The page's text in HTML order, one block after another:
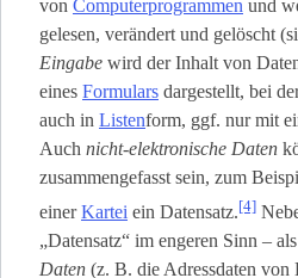
von Computerprogrammen und
gelesen, verändert und gelöscht
Eingabe wird der Inhalt von
eines Formulars dargestellt, bei
auch in Listen­form, ggf. nur mit
Auch nicht-elektronische Daten
zusammengefasst sein, zum
einerKartei ein Datensatz.[4]
„Datensatz“ im engeren Sinn – als
Daten (z. B. die Adressdaten